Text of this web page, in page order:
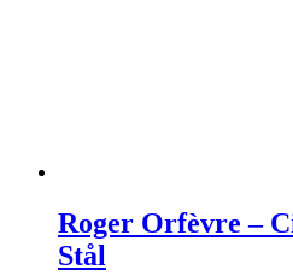
Roger Orfèvre –
Stål